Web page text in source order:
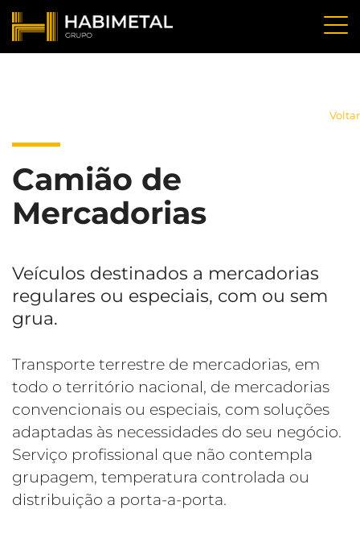
Voltar
Camião de
Mercadorias
Veículos destinados a mercadorias
regulares ou especiais, com ou sem
grua.
Transporte terrestre de mercadorias, em
todo o território nacional, de mercadorias
convencionais ou especiais, com soluções
adaptadas às necessidades do seu negócio.
Serviço profissional que não contempla
grupagem, temperatura controlada ou
distribuição a porta-a-porta.